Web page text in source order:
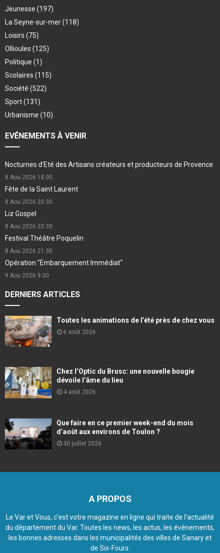
Jeunesse (197)
La Seyne-sur-mer(118)
Loisirs (75)
Ollioules (125)
Politique (1)
Scolaires (115)
Société (522)
Sport(131)
Urbanisme (10)
EVÉNEMENTS À VENIR
Nocturnes d'Eté des Artisans créateurs et producteurs de Provence
8 Aou 2026 18:00
Fête de la Saint Laurent
8 Aou 2026 20:30
Liz Gospel
8 Aou 2026 20:30
Festival Théâtre Poquelin
8 Aou 2026 21:30
Opération "Embarquement Immédiat"
9 Aou 2026 9:00
DERNIERS ARTICLES
Toutes les animations de l’été près de chez vous
6 août 2026
Chez l’Optic du Brusc: une nouvelle bougie
dévoile l’âme du lieu
4 août 2026
Que faire en ce premier week-end du mois
d’août aux environs de Toulon ?
30 juillet 2026
A PROPOS
Le Var et Vous, c'est votre magazine en ligne qui traite de l'actualité
du département du Var. Toutes les news, les actus, les événements,
les bonnes adresses dans les municipalités des villes de Sanary et
de Six-Fours.